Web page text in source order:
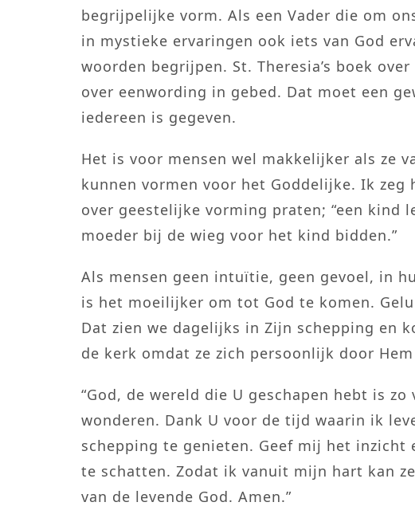
begrijpelijke vorm. Als een Vader die om
in mystieke ervaringen ook iets van God
woorden begrijpen. St. Theresia’s boek
over eenwording in gebed. Dat moet een
iedereen is gegeven.
Het is voor mensen wel makkelijker als ze
kunnen vormen voor het Goddelijke. Ik zeg
over geestelijke vorming praten; “een kind
moeder bij de wieg voor het kind bidden.”
Als mensen geen intuïtie, geen gevoel, in
is het moeilijker om tot God te komen.
Dat zien we dagelijks in Zijn schepping en
de kerk omdat ze zich persoonlijk door
“God, de wereld die U geschapen hebt is
wonderen. Dank U voor de tijd waarin ik
schepping te genieten. Geef mij het
te schatten. Zodat ik vanuit mijn hart kan
van de levende God. Amen.”